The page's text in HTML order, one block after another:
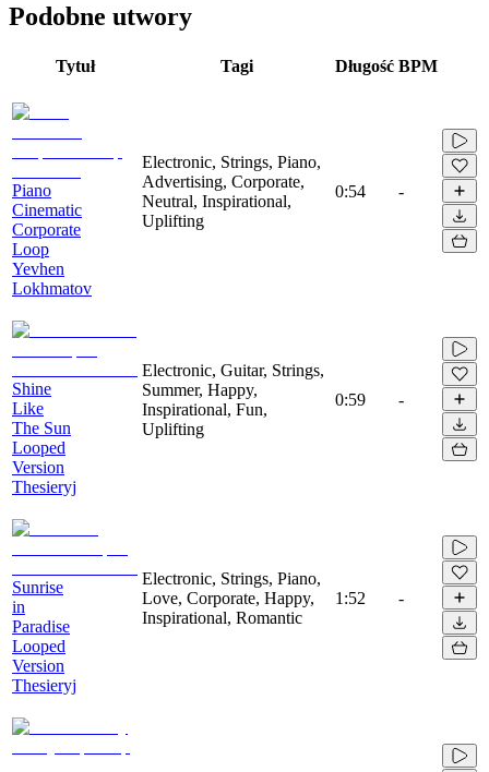
Podobne utwory
Tytuł Tagi Długość BPM
Piano
Cinematic
Corporate
Loop
Yevhen
Lokhmatov
Electronic, Strings, Piano,
Advertising, Corporate,
Neutral, Inspirational,
Uplifting
0:54 -
Shine
Like
The Sun
Looped
Version
Thesieryj
Electronic, Guitar, Strings,
Summer, Happy,
Inspirational, Fun,
Uplifting
0:59 -
Sunrise
in
Paradise
Looped
Version
Thesieryj
Electronic, Strings, Piano,
Love, Corporate, Happy,
Inspirational, Romantic
1:52 -